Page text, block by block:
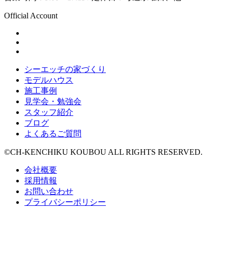
Official Account
シーエッチの家づくり
モデルハウス
施工事例
見学会・勉強会
スタッフ紹介
ブログ
よくあるご質問
©CH-KENCHIKU KOUBOU ALL RIGHTS RESERVED.
会社概要
採用情報
お問い合わせ
プライバシーポリシー